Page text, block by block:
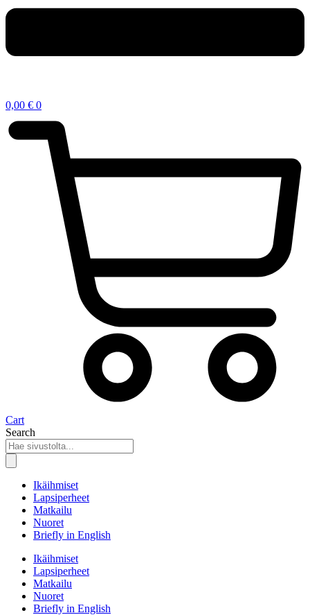
0,00 € 0
Cart
Search
Ikäihmiset
Lapsiperheet
Matkailu
Nuoret
Briefly in English
Ikäihmiset
Lapsiperheet
Matkailu
Nuoret
Briefly in English